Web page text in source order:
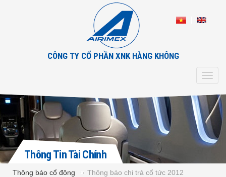
CÔNG TY CỔ PHẦN XNK HÀNG KHÔNG
Thông Tin Tài Chính
Thông báo cổ đông Thông báo chi trả cổ tức 2012